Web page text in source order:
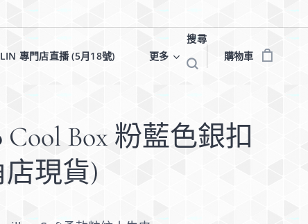
專門店直播 (5月18號)✨ 更多
搜尋
購物車
Cool Box 粉藍色銀扣
現貨)